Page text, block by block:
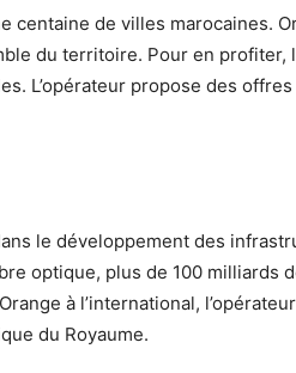
centaine de villes marocaines.
du territoire. Pour en profiter,
L’opérateur propose des offres
le développement des
optique, plus de 100 milliards
à l’international,
du Royaume.